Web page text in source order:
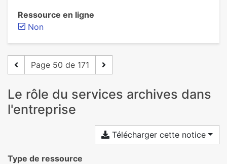
Ressource en ligne
Non
Page 50 de 171
Le rôle du services archives dans
l'entreprise
Télécharger cette notice
Type de ressource